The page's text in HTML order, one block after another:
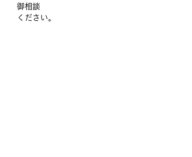
御相談
ください。